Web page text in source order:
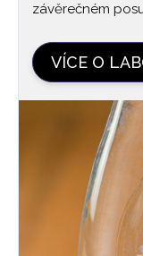
závěrečném
VÍCE O